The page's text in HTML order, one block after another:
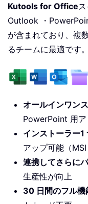
Kutools for Office
Outlook ・
が含まれており、複
るチームに最適です。
オールインワン
PowerPoint 用
インストーラー1
アップ可能（MSI
連携してさらに
生産性が向上
30 日間のフル機